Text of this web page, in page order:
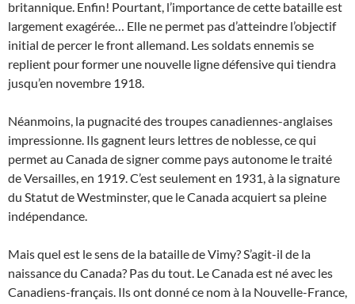
britannique. Enfin! Pourtant, l’importance de cette bataille est
largement exagérée… Elle ne permet pas d’atteindre l’objectif
initial de percer le front allemand. Les soldats ennemis se
replient pour former une nouvelle ligne défensive qui tiendra
jusqu’en novembre 1918.
Néanmoins, la pugnacité des troupes canadiennes-anglaises
impressionne. Ils gagnent leurs lettres de noblesse, ce qui
permet au Canada de signer comme pays autonome le traité
de Versailles, en 1919. C’est seulement en 1931, à la signature
du Statut de Westminster, que le Canada acquiert sa pleine
indépendance.
Mais quel est le sens de la bataille de Vimy? S’agit-il de la
naissance du Canada? Pas du tout. Le Canada est né avec les
Canadiens-français. Ils ont donné ce nom à la Nouvelle-France,